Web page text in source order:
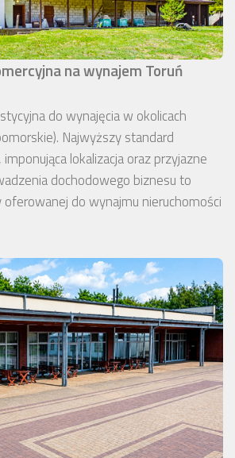
na wynajem Toruń
do wynajęcia w okolicach
Najwyższy standard
lokalizacja oraz przyjazne
dochodowego biznesu to
do wynajmu nieruchomości